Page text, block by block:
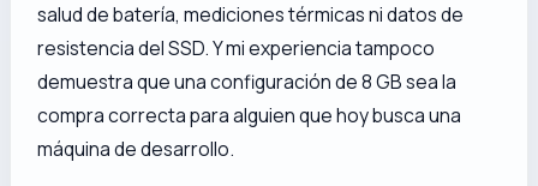
salud de batería, mediciones térmicas ni datos de
resistencia del SSD. Y mi experiencia tampoco
demuestra que una configuración de 8 GB sea la
compra correcta para alguien que hoy busca una
máquina de desarrollo.